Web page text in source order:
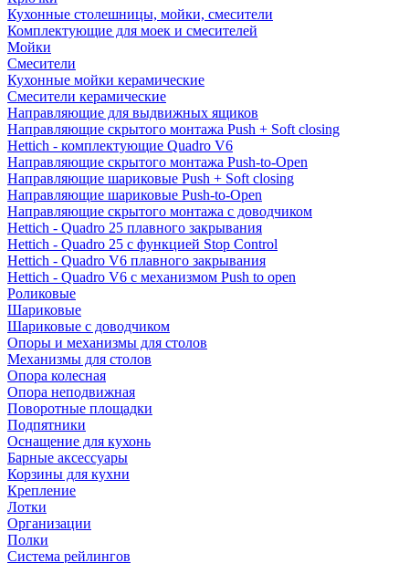
Кухонные столешницы, мойки, смесители
Комплектующие для моек и смесителей
Мойки
Смесители
Кухонные мойки керамические
Смесители керамические
Направляющие для выдвижных ящиков
Направляющие скрытого монтажа Push + Soft closing
Hettich - комплектующие Quadro V6
Направляющие скрытого монтажа Push-to-Open
Направляющие шариковые Push + Soft closing
Направляющие шариковые Push-to-Open
Направляющие скрытого монтажа с доводчиком
Hettich - Quadro 25 плавного закрывания
Hettich - Quadro 25 с функцией Stop Control
Hettich - Quadro V6 плавного закрывания
Hettich - Quadro V6 с механизмом Push to open
Роликовые
Шариковые
Шариковые с доводчиком
Опоры и механизмы для столов
Механизмы для столов
Опора колесная
Опора неподвижная
Поворотные площадки
Подпятники
Оснащение для кухонь
Барные аксессуары
Корзины для кухни
Крепление
Лотки
Организации
Полки
Система рейлингов